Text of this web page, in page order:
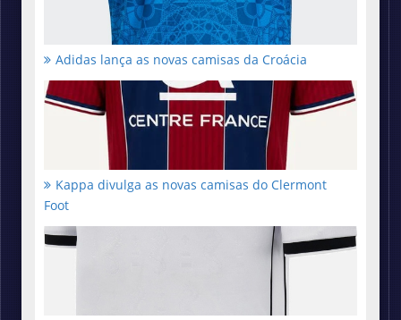
Adidas lança as novas camisas da Croácia
Kappa divulga as novas camisas do Clermont
Foot